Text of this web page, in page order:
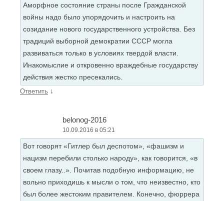
Аморфное состояние страны после Гражданской
войны надо было упорядочить и настроить на
созидание нового государственного устройства. Без
традиций выборной демократии СССР могла
развиваться только в условиях твердой власти.
Инакомыслие и откровенно враждебные государству
действия жестко пресекались.
Ответить ↓
belonog-2016
10.09.2016 в 05:21
Вот говорят «Гитлер был деспотом», «фашизм и
нацизм перебили столько народу», как говорится, «в
своем глазу..». Почитав подобную информацию, не
вольно приходишь к мысли о том, что неизвестно, кто
был более жестоким правителем. Конечно, фюррера